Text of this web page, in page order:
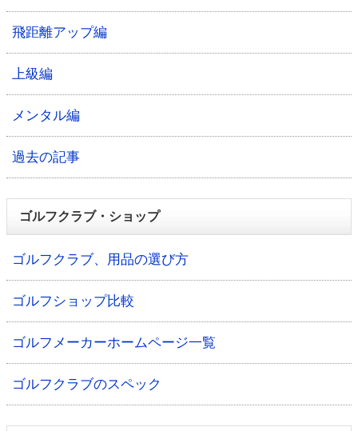
飛距離アップ編
上級編
メンタル編
過去の記事
ゴルフクラブ・ショップ
ゴルフクラブ、用品の選び方
ゴルフショップ比較
ゴルフメーカーホームページ一覧
ゴルフクラブのスペック